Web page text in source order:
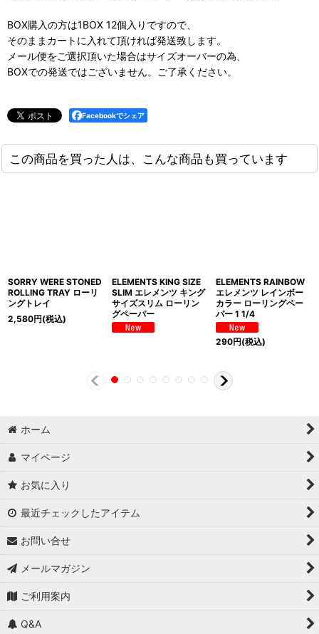
BOX購入の方は1BOX 12個入りですので、
そのままカートに入れて頂ければ発送致します。
メール便をご選択頂いた場合はサイズオーバーの為、
BOXでの発送ではございません。ご了承ください。
Facebookでシェア
この商品を買った人は、こんな商品も買っています
SORRY WERE STONED
ROLLING TRAY ローリ
ングトレイ
2,580円(税込)
ELEMENTS KING SIZE
SLIM エレメンツ キング
サイズスリム ローリン
グペーパー
ELEMENTS RAINBOW
エレメンツ レインボー
カラー ローリングペー
パー 1 1/4
290円(税込)
ホーム
マイページ
お気に入り
最近チェックしたアイテム
お問い合せ
メールマガジン
ご利用案内
Q&A